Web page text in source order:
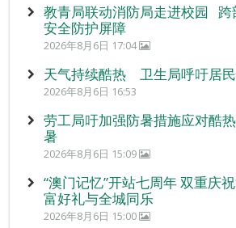
教青局联动消防局走进校园 跨
安全防护屏障
2026年8月6日 17:04
天气持续酷热 卫生局呼吁居
2026年8月6日 16:53
劳工局吁加强防暑措施应对酷
暑
2026年8月6日 15:09
“澳门记忆”开站七周年 双重庆
富好礼与全城同乐
2026年8月6日 15:00